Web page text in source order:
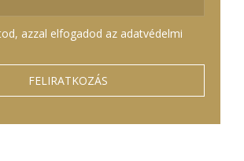
azzal elfogadod az adatvédelmi